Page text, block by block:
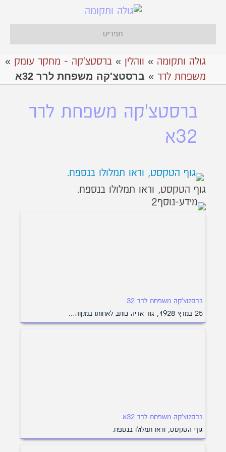
תפריט
גולה ותקומה » ווהלין » ברסטצ'קה - מחקר עומק »
משפחת לרר » ברסטצ'קה משפחת לרר 32א
ברסטצ'קה משפחת לרר
32א
גוף הטקסט, וראו תמלולו בנספח.
ברסטצ'קה משפחת לרר 32
25 במרץ 1928, גור אריה כותב לאחותו במקוה…
ברסטצ'קה משפחת לרר 32א
גוף הטקסט, וראו תמלולו בנספח.